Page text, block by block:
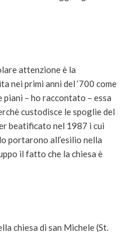
attenzione è la
nei primi anni del ‘700 come
piani – ho raccontato – essa
custodisce le spoglie del
beatificato nel 1987 i cui
portarono all’esilio nella
il fatto che la chiesa è
chiesa di san Michele (St.